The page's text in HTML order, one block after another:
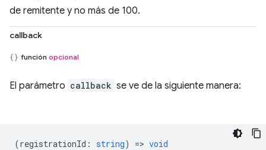
de remitente y no más de 100.
callback
función opcional
El parámetro callback se ve de la siguiente manera:
(registrationId : string) => void